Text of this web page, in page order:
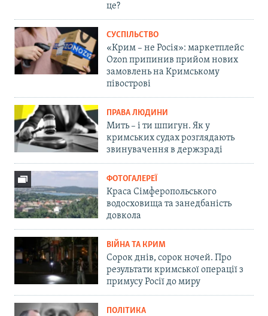
це?
СУСПІЛЬСТВО
«Крим – не Росія»: маркетплейс
Ozon припинив прийом нових
замовлень на Кримському
півострові
ПРАВА ЛЮДИНИ
Мить – і ти шпигун. Як у
кримських судах розглядають
звинувачення в держзраді
ФОТОГАЛЕРЕЇ
Краса Сімферопольського
водосховища та занедбаність
довкола
ВІЙНА ТА КРИМ
Сорок днів, сорок ночей. Про
результати кримської операції з
примусу Росії до миру
ПОЛІТИКА